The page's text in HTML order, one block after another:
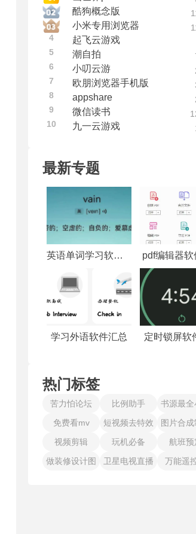
酷狗概念版
小米专用浏览器
4
起飞云游戏
5
潮自拍
6
小叨云游
7
欧朋浏览器手机版
8
appshare
9
微信读书
10
九一云游戏
最新专题
英语单词学习软件合集 pdf编辑器
学习外语软件汇总 定时锁屏软
热门标签
苦力怕论坛 比例助手
书源最全
免费看mv
短视频去特效
图片合
视频剪辑
玩机必备
航班预
做装修设计图
卫星电视直播 万能遥